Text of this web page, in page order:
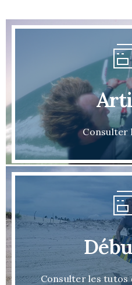
Consulter
Consulter les tutos